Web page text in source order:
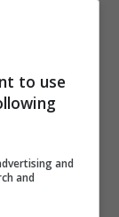
arrivano
tombe.
to use
and
and